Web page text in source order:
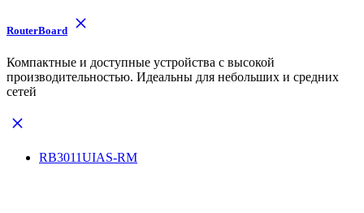
RouterBoard
Компактные и доступные устройства с высокой
производительностью. Идеальны для небольших и средних
сетей
RB3011UIAS-RM